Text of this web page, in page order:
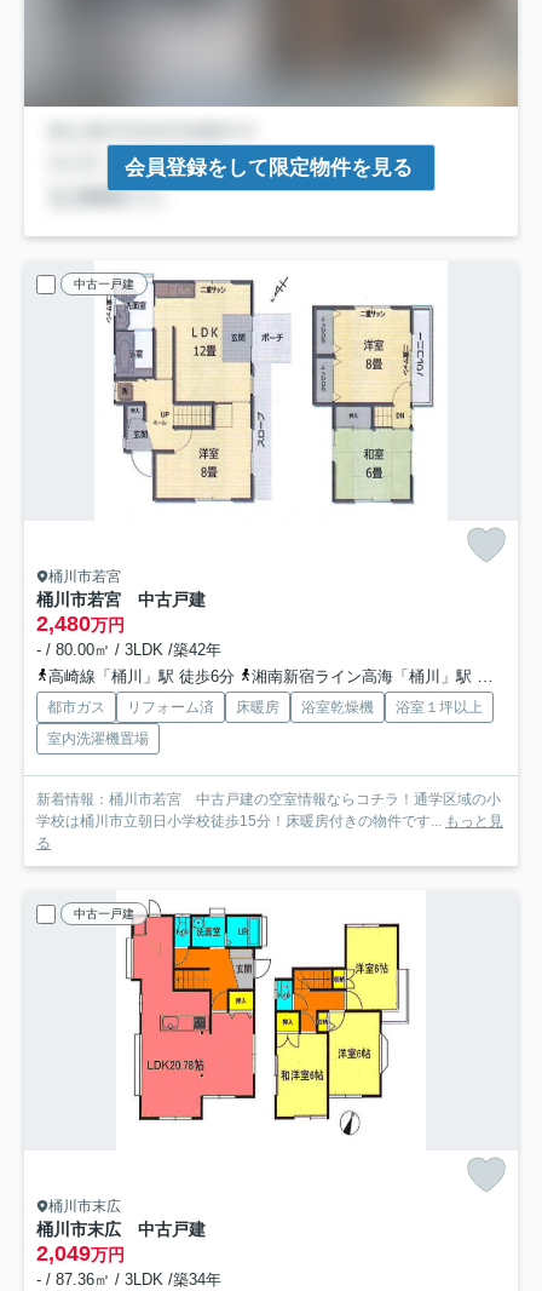
会員登録をして限定物件を見る
中古一戸建
桶川市若宮
桶川市若宮 中古戸建
2,480万円
- / 80.00㎡ / 3LDK /築42年
高崎線「桶川」駅 徒歩6分
湘南新宿ライン高海「桶川」駅 徒歩6分
都市ガス リフォーム済 床暖房 浴室乾燥機
浴室１坪以上
室内洗濯機置場
新着情報：桶川市若宮 中古戸建の空室情報ならコチラ！通学区域の小
学校は桶川市立朝日小学校徒歩15分！床暖房付きの物件です... もっと見
る
中古一戸建
桶川市末広
桶川市末広 中古戸建
2,049万円
- / 87.36㎡ / 3LDK /築34年